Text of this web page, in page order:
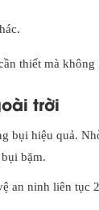
thiết mà không
trời
bụi hiệu quả.
bặm.
an ninh liên tục